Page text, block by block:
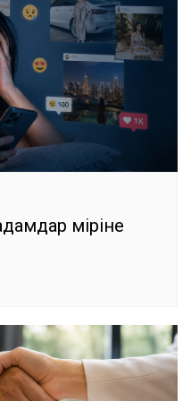
өміріне